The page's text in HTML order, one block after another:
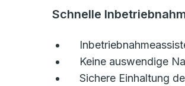
Schnelle
Keine auswendige
Sichere Einhaltung